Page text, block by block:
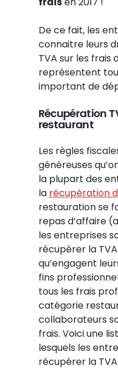
De ce fait, les
connaitre leurs
TVA sur les frais
représentent
important de
Récupération
restaurant
Les règles
généreuses
la plupart des
la récupération
restauration se
repas d’affaire
les entreprises
récupérer la
qu’engagent
fins
tous les frais
catégorie
collaborateurs
frais. Voici une
lesquels les
récupérer la